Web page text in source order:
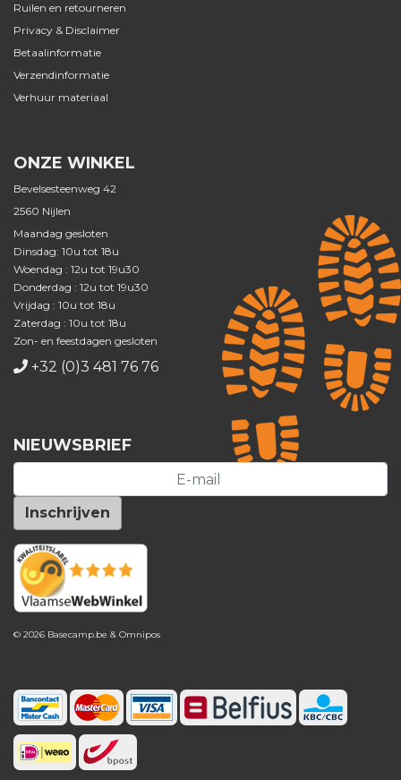
Ruilen en retourneren
Privacy & Disclaimer
Betaalinformatie
Verzendinformatie
Verhuur materiaal
ONZE WINKEL
Bevelsesteenweg 42
2560 Nijlen
Maandag gesloten
Dinsdag: 10u tot 18u
Woendag : 12u tot 19u30
Donderdag : 12u tot 19u30
Vrijdag : 10u tot 18u
Zaterdag : 10u tot 18u
Zon- en feestdagen gesloten
+32 (0)3 481 76 76
NIEUWSBRIEF
© 2026 Basecamp.be & Omnipos